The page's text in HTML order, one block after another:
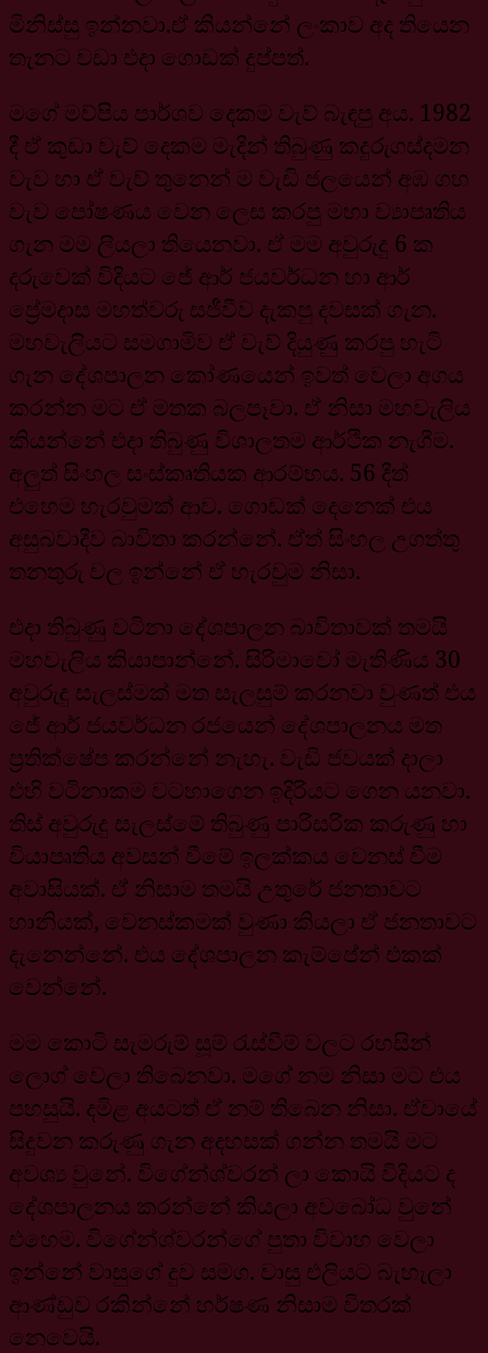
මිනිස්සු ඉන්නවා.ඒ කියන්නේ ලංකාව අද තියෙන
තැනට වඩා එදා ගොඩක් දුප්පත්.
මගේ මව්පිය පාර්ශව දෙකම වැව් බැඳපු අය. 1982
දී ඒ කුඩා වැව් දෙකම මැදින් තිබුණු කදුරුගස්දමන
වැව හා ඒ වැව් තුනෙන් ම වැඩි ජලයෙන් අඹ ගහ
වැව පෝෂණය වෙන ලෙස කරපු මහා ව්‍යාපෘතිය
ගැන මම ලියලා තියෙනවා. ඒ මම අවුරුදු 6 ක
දරුවෙක් විදියට ජේ ආර් ජයවර්ධන හා ආර්
ප්‍රේමදාස මහත්වරු සජීවීව දැකපු දවසක් ගැන.
මහවැලියට සමගාමිව ඒ වැව් දියුණු කරපු හැටි
ගැන දේශපාලන කෝණයෙන් ඉවත් වෙලා අගය
කරන්න මට ඒ මතක බලපෑවා. ඒ නිසා මහවැලිය
කියන්නේ එදා තිබුණු විශාලතම ආර්ථික නැගීම.
අලුත් සිංහල සංස්කෘතියක ආරම්භය. 56 දීත්
එහෙම හැරවුමක් ආව. ගොඩක් දෙනෙක් එය
අසුබවාදීව බාවිතා කරන්නේ. ඒත් සිංහල උගත්තු
තනතුරු වල ඉන්නේ ඒ හැරවුම නිසා.
එදා තිබුණු වටිනා දේශපාලන බාවිතාවක් තමයි
මහවැලිය කියාපාන්නේ. සිරිමාවෝ මැතිණිය 30
අවුරුදු සැලස්මක් මත සැලසුම් කරනවා වුණත් එය
ජේ ආර් ජයවර්ධන රජයෙන් දේශපාලනය මත
ප්‍රතික්ෂේප කරන්නේ නැහැ. වැඩි ජවයක් දාලා
එහි වටිනාකම වටහාගෙන ඉදිරියට ගෙන යනවා.
තිස් අවුරුදු සැලස්මේ තිබුණු පාරිසරික කරුණු හා
වියාපෘතිය අවසන් වීමේ ඉලක්කය වෙනස් වීම
අවාසියක්. ඒ නිසාම තමයි උතුරේ ජනතාවට
හානියක්, වෙනස්කමක් වුණා කියලා ඒ ජනතාවට
දැනෙන්නේ. එය දේශපාලන කැම්පේන් එකක්
වෙන්නේ.
මම කොටි සැමරුම් සූම් රැස්වීම් වලට රහසින්
ලොග් වෙලා තිබෙනවා. මගේ නම නිසා මට එය
පහසුයි. දමිළ අයටත් ඒ නම් තිබෙන නිසා. ඒවායේ
සිදුවන කරුණු ගැන අදහසක් ගන්න තමයි මට
අවශ්‍ය වුනේ. විගේන්ශ්වරන් ලා කොයි විදියට ද
දේශපාලනය කරන්නේ කියලා අවබෝධ වුනේ
එහෙම. විගේන්ශ්වරන්ගේ පුතා විවාහ වෙලා
ඉන්නේ වාසුගේ දුව සමග. වාසු එලියට බැහැලා
ආණ්ඩුව රකින්නේ හර්ෂණ නිසාම විතරක්
නෙවෙයි.